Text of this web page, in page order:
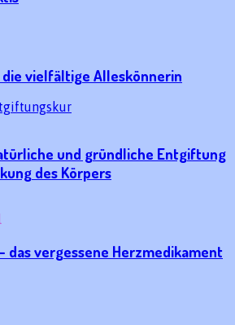
vielfältige Alleskönnerin
und gründliche Entgiftung
des Körpers
das vergessene Herzmedikament